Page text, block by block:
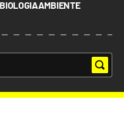
BIOLOGIAAMBIENTE